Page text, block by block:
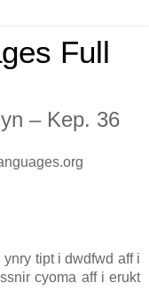
Full
– Kep. 36
tipt i dwdfwd aff i
cyoma aff i erukt